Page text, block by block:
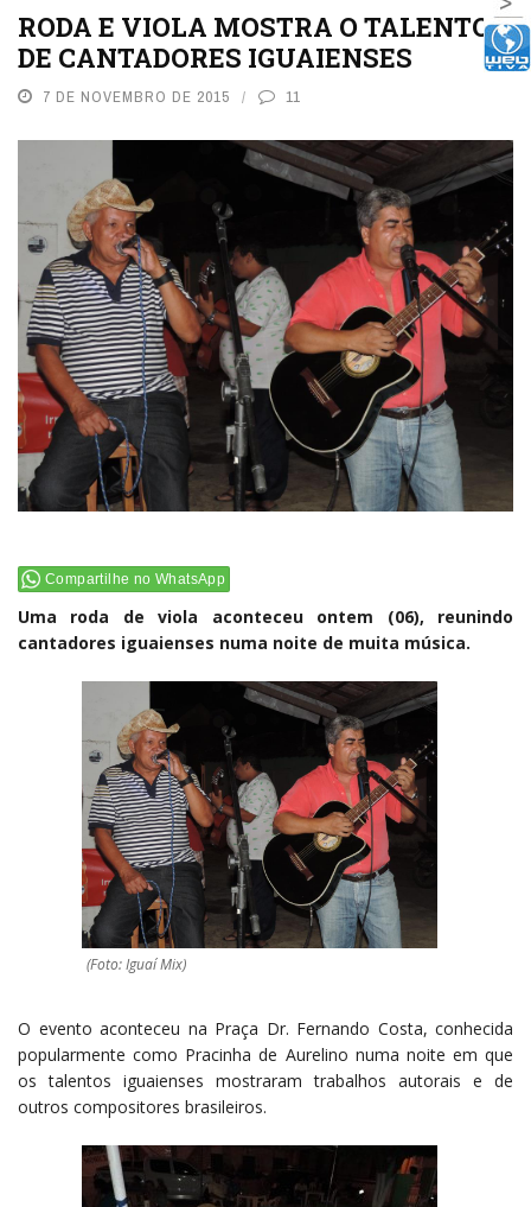
RODA E VIOLA MOSTRA O TALENTO
DE CANTADORES IGUAIENSES
7 DE NOVEMBRO DE 2015 11
Compartilhe no WhatsApp
Uma roda de viola aconteceu ontem (06), reunindo
cantadores iguaienses numa noite de muita música.
(Foto: Iguaí Mix)
O evento aconteceu na Praça Dr. Fernando Costa, conhecida
popularmente como Pracinha de Aurelino numa noite em que
os talentos iguaienses mostraram trabalhos autorais e de
outros compositores brasileiros.